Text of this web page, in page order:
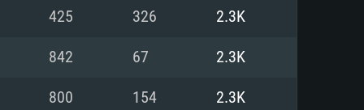
GB (전체 클라이언트)
425 326 2.3K
842 67 2.3K
800 154 2.3K